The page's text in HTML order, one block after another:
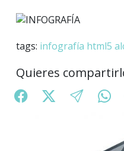
tags: infografía html5
Quieres